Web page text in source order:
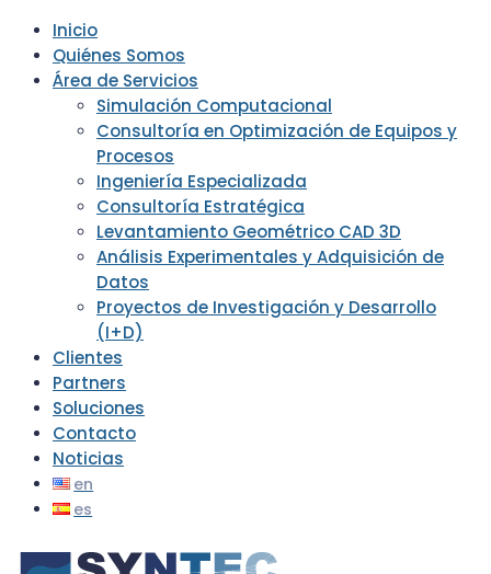
Inicio
Quiénes Somos
Área de Servicios
Simulación Computacional
Consultoría en Optimización de Equipos y
Procesos
Ingeniería Especializada
Consultoría Estratégica
Levantamiento Geométrico CAD 3D
Análisis Experimentales y Adquisición de
Datos
Proyectos de Investigación y Desarrollo
(I+D)
Clientes
Partners
Soluciones
Contacto
Noticias